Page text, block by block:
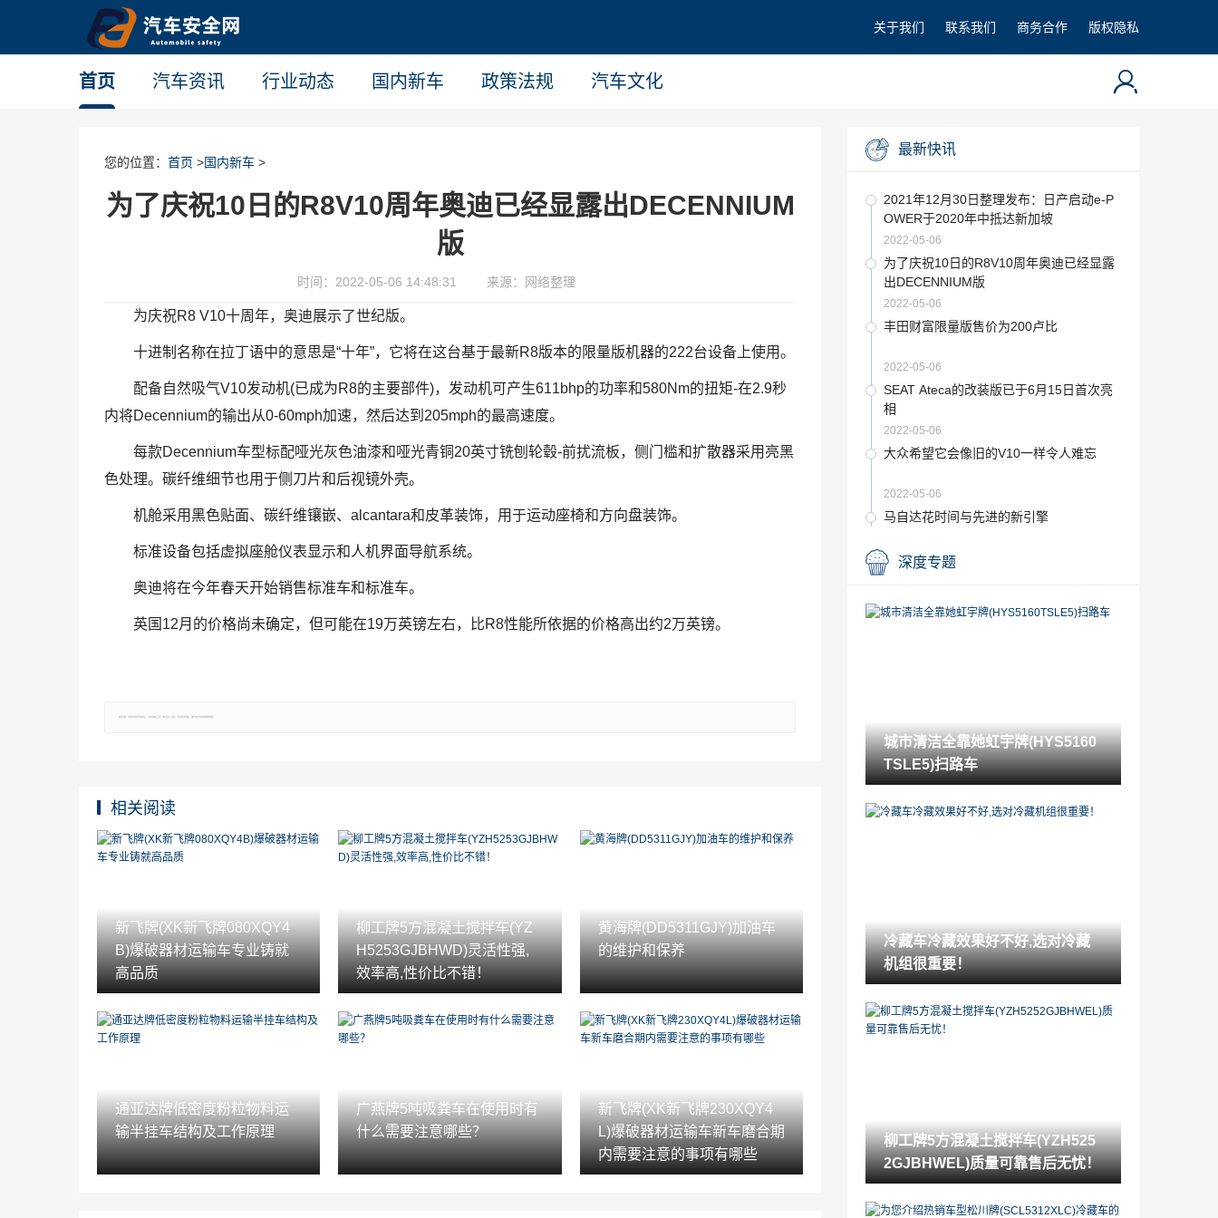
关于我们 联系我们 商务合作 版权隐私
首页 汽车资讯 行业动态 国内新车 政策法规 汽车文化
您的位置： 首页 >国内新车 >
为了庆祝10日的R8V10周年奥迪已经显露出DECENNIUM
版
时间：2022-05-06 14:48:31 来源：网络整理
为庆祝R8 V10十周年，奥迪展示了世纪版。
十进制名称在拉丁语中的意思是“十年”，它将在这台基于最新R8版本的限量版机器的222台设备上使用。
配备自然吸气V10发动机(已成为R8的主要部件)，发动机可产生611bhp的功率和580Nm的扭矩-在2.9秒
内将Decennium的输出从0-60mph加速，然后达到205mph的最高速度。
每款Decennium车型标配哑光灰色油漆和哑光青铜20英寸铣刨轮毂-前扰流板，侧门槛和扩散器采用亮黑
色处理。碳纤维细节也用于侧刀片和后视镜外壳。
机舱采用黑色贴面、碳纤维镶嵌、alcantara和皮革装饰，用于运动座椅和方向盘装饰。
标准设备包括虚拟座舱仪表显示和人机界面导航系统。
奥迪将在今年春天开始销售标准车和标准车。
英国12月的价格尚未确定，但可能在19万英镑左右，比R8性能所依据的价格高出约2万英镑。
郑重声明：文章仅代表原作者观点，不代表本站立场；如有侵权、违规，可直接反馈本站，我们将会作修改或删除处理。
相关阅读
新飞牌(XK新飞牌080XQY4
B)爆破器材运输车专业铸就
高品质
柳工牌5方混凝土搅拌车(YZ
H5253GJBHWD)灵活性强,
效率高,性价比不错！
黄海牌(DD5311GJY)加油车
的维护和保养
通亚达牌低密度粉粒物料运
输半挂车结构及工作原理
广燕牌5吨吸粪车在使用时有
什么需要注意哪些？
新飞牌(XK新飞牌230XQY4
L)爆破器材运输车新车磨合期
内需要注意的事项有哪些
最新快讯
2021年12月30日整理发布：日产启动e-P
OWER于2020年中抵达新加坡
2022-05-06
为了庆祝10日的R8V10周年奥迪已经显露
出DECENNIUM版
2022-05-06
丰田财富限量版售价为200卢比
2022-05-06
SEAT Ateca的改装版已于6月15日首次亮
相
2022-05-06
大众希望它会像旧的V10一样令人难忘
2022-05-06
马自达花时间与先进的新引擎
2022-05-06
2022-05-06
亮相
2022-05-06
丰田全新RAV4怎么样及东风风行T1EV怎
么样
2022-05-06
2022-05-06
奥迪SQ8的扭矩比兰博基尼Urus更大
五十铃Ute本月在澳大利亚庆祝成立10周
2022-05-06
2020年福特彪马紧凑型SUV在澳大利亚确
认
我们从上汽通用五菱官方获取到了新宝骏
深度专题
城市清洁全靠她虹宇牌(HYS5160
TSLE5)扫路车
冷藏车冷藏效果好不好,选对冷藏
机组很重要！
柳工牌5方混凝土搅拌车(YZH525
2GJBHWEL)质量可靠售后无忧！